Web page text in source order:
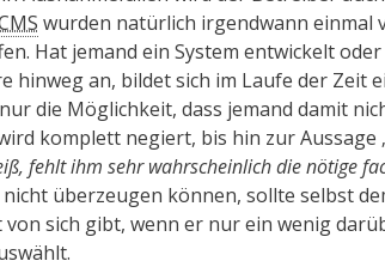
wurden natürlich irgendwann einmal
Hat jemand ein System entwickelt
hinweg an, bildet sich im Laufe der Zeit
die Möglichkeit, dass jemand damit
komplett negiert, bis hin zur Aussage
fehlt ihm sehr wahrscheinlich die nötige
nicht überzeugen können, sollte selbst
sich gibt, wenn er nur ein wenig